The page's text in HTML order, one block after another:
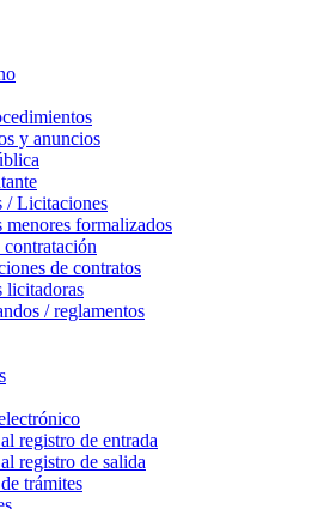
y anuncios
/ Licitaciones
menores formalizados
contratación
de contratos
licitadoras
/ reglamentos
registro de entrada
registro de salida
trámites